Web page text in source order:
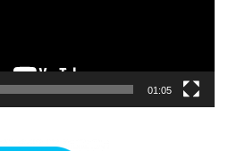
01:05